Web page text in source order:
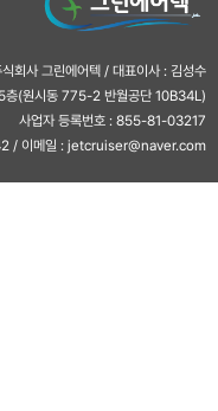
회사 그린에어텍 / 대표이사 : 김성수
층(원시동 775-2 반월공단 10B34L)
사업자 등록번호 : 855-81-03217
/ 이메일 : jetcruiser@naver.com